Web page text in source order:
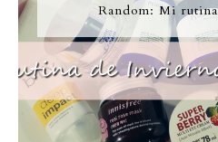
Random: Mi